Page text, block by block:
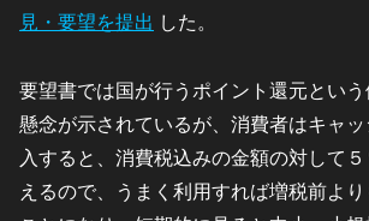
見・要望を提出 した。
要望書では国が行うポイント還元とい
懸念が示されているが、消費者はキャ
入すると、消費税込みの金額の対して
えるので、うまく利用すれば増税前よ